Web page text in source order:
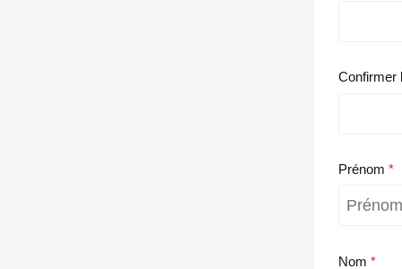
Confirmer
Prénom
Nom